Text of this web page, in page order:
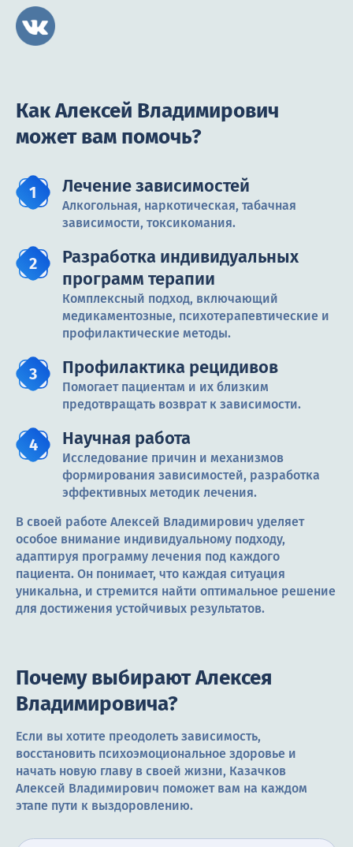
Как Алексей Владимирович
может вам помочь?
Лечение зависимостей
Алкогольная, наркотическая, табачная
зависимости, токсикомания.
Разработка индивидуальных
программ терапии
Комплексный подход, включающий
медикаментозные, психотерапевтические и
профилактические методы.
Профилактика рецидивов
Помогает пациентам и их близким
предотвращать возврат к зависимости.
Научная работа
Исследование причин и механизмов
формирования зависимостей, разработка
эффективных методик лечения.
В своей работе Алексей Владимирович уделяет
особое внимание индивидуальному подходу,
адаптируя программу лечения под каждого
пациента. Он понимает, что каждая ситуация
уникальна, и стремится найти оптимальное решение
для достижения устойчивых результатов.
Почему выбирают Алексея
Владимировича?
Если вы хотите преодолеть зависимость,
восстановить психоэмоциональное здоровье и
начать новую главу в своей жизни, Казачков
Алексей Владимирович поможет вам на каждом
этапе пути к выздоровлению.